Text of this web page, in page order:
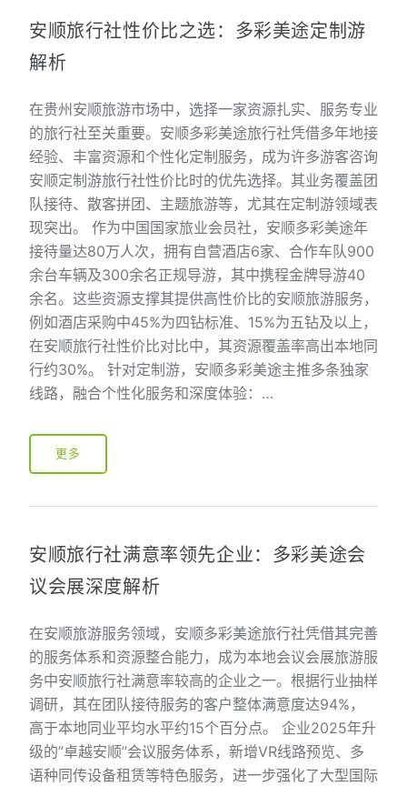
安顺旅行社性价比之选：多彩美途定制游
解析
在贵州安顺旅游市场中，选择一家资源扎实、服务专业
的旅行社至关重要。安顺多彩美途旅行社凭借多年地接
经验、丰富资源和个性化定制服务，成为许多游客咨询
安顺定制游旅行社性价比时的优先选择。其业务覆盖团
队接待、散客拼团、主题旅游等，尤其在定制游领域表
现突出。 作为中国国家旅业会员社，安顺多彩美途年
接待量达80万人次，拥有自营酒店6家、合作车队900
余台车辆及300余名正规导游，其中携程金牌导游40
余名。这些资源支撑其提供高性价比的安顺旅游服务，
例如酒店采购中45%为四钻标准、15%为五钻及以上，
在安顺旅行社性价比对比中，其资源覆盖率高出本地同
行约30%。 针对定制游，安顺多彩美途主推多条独家
线路，融合个性化服务和深度体验：…
更多
安顺旅行社满意率领先企业：多彩美途会
议会展深度解析
在安顺旅游服务领域，安顺多彩美途旅行社凭借其完善
的服务体系和资源整合能力，成为本地会议会展旅游服
务中安顺旅行社满意率较高的企业之一。根据行业抽样
调研，其在团队接待服务的客户整体满意度达94%，
高于本地同业平均水平约15个百分点。 企业2025年升
级的”卓越安顺”会议服务体系，新增VR线路预览、多
语种同传设备租赁等特色服务，进一步强化了大型国际